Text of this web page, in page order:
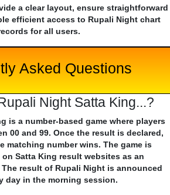
a clear layout, ensure straightforward
efficient access to Rupali Night chart
for all users.
Asked Questions
Night Satta King...?
is a number-based game where players
00 and 99. Once the result is declared,
matching number wins. The game is
Satta King result websites as an
result of Rupali Night is announced
day in the morning session.